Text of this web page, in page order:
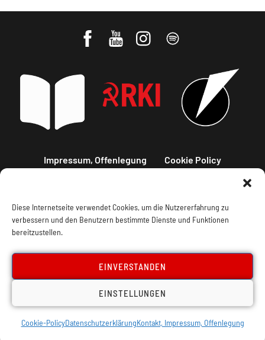
Diese Internetseite verwendet Cookies, um die Nutzererfahrung zu
verbessern und den Benutzern bestimmte Dienste und Funktionen
bereitzustellen.
EINVERSTANDEN
EINSTELLUNGEN
Cookie-PolicyDatenschutzerklärungKontakt, Impressum, Offenlegung
Impressum, Offenlegung Cookie Policy